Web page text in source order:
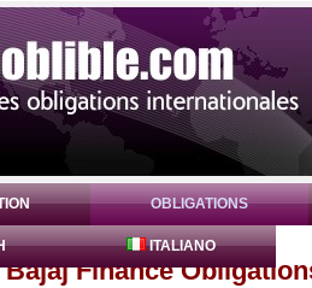
OBLIGATIONS
ITALIANO
Finance